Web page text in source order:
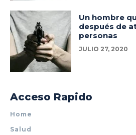
Un hombre
después de
personas
JULIO 27, 2020
Acceso Rapido
Home
Salud